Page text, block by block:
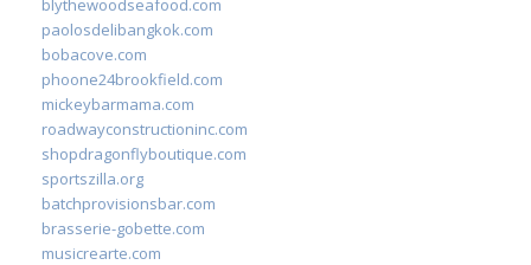
paolosdelibangkok.com
bobacove.com
phoone24brookfield.com
mickeybarmama.com
roadwayconstructioninc.com
shopdragonflyboutique.com
sportszilla.org
batchprovisionsbar.com
brasserie-gobette.com
musicrearte.com